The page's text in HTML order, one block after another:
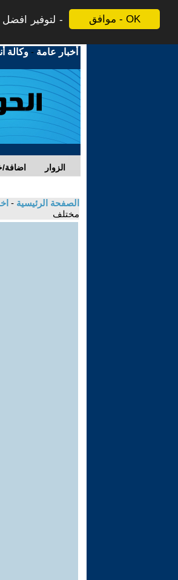
موافق - OK
لتوفير
أخبار عامة -وكالة
الزوار
الصفحة الرئيسية -
مختلف